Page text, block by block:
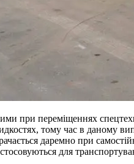
при переміщеннях
тому час в даному
даремно при
для